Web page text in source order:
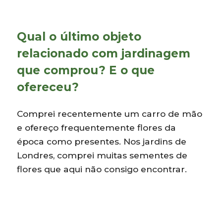
Qual o último objeto
relacionado com jardinagem
que comprou? E o que
ofereceu?
Comprei recentemente um carro de mão
e ofereço frequentemente flores da
época como presentes. Nos jardins de
Londres, comprei muitas sementes de
flores que aqui não consigo encontrar.